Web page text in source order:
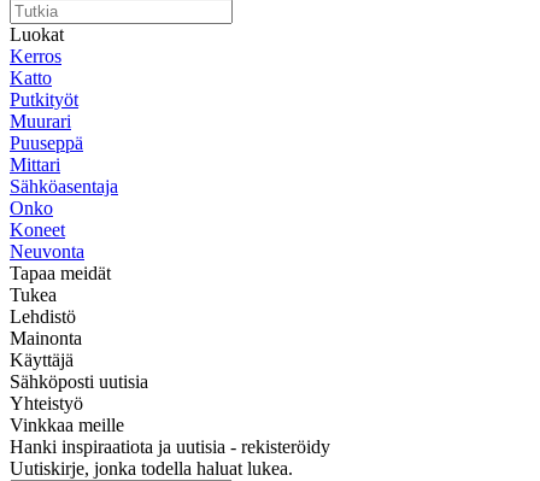
Luokat
Kerros
Katto
Putkityöt
Muurari
Puuseppä
Mittari
Sähköasentaja
Onko
Koneet
Neuvonta
Tapaa meidät
Tukea
Lehdistö
Mainonta
Käyttäjä
Sähköposti uutisia
Yhteistyö
Vinkkaa meille
Hanki inspiraatiota ja uutisia - rekisteröidy
Uutiskirje, jonka todella haluat lukea.